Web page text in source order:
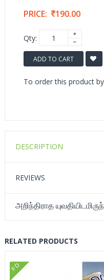
PRICE: 190.00
Qty:
ADD TO CART
To order this product
DESCRIPTION
REVIEWS
அறிந்திராத
RELATED PRODUCTS
FD